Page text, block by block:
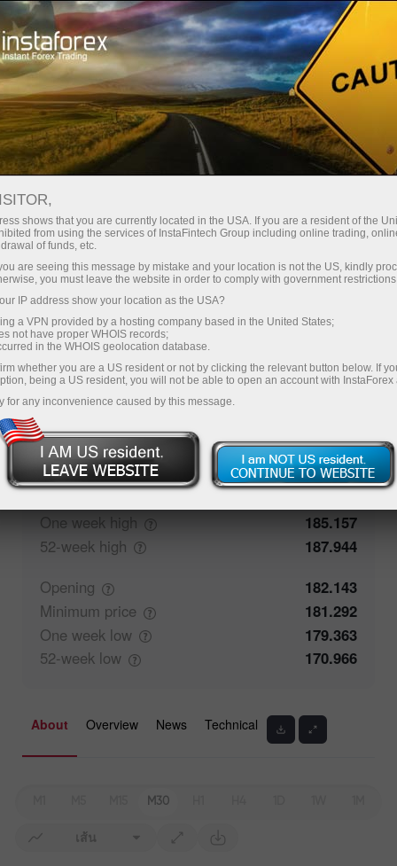
สำหรับเทรดเดอร์
เงื่อนไขการซื้อขาย
EURJPY.fx
182.523 (%) 07 Aug 2026 20:59
Buy
182.523
182.258
Traders' feedback
Closing
182.144
One week high
185.157
52-week high
187.944
Opening
182.143
Minimum price
181.292
One week low
179.363
52-week low 170.966
About Overview News Technical
M30
เส้น
shows that you are currently located in the USA. If you are a resident of the
from using the services of InstaFintech Group including online trading,
of funds, etc.
are seeing this message by mistake and your location is not the US, kindly
you must leave the website in order to comply with government
IP address show your location as the USA?
a VPN provided by a hosting company based in the United States;
not have proper WHOIS records;
in the WHOIS geolocation database.
whether you are a US resident or not by clicking the relevant button below. If
being a US resident, you will not be able to open an account with InstaForex
for any inconvenience caused by this message.